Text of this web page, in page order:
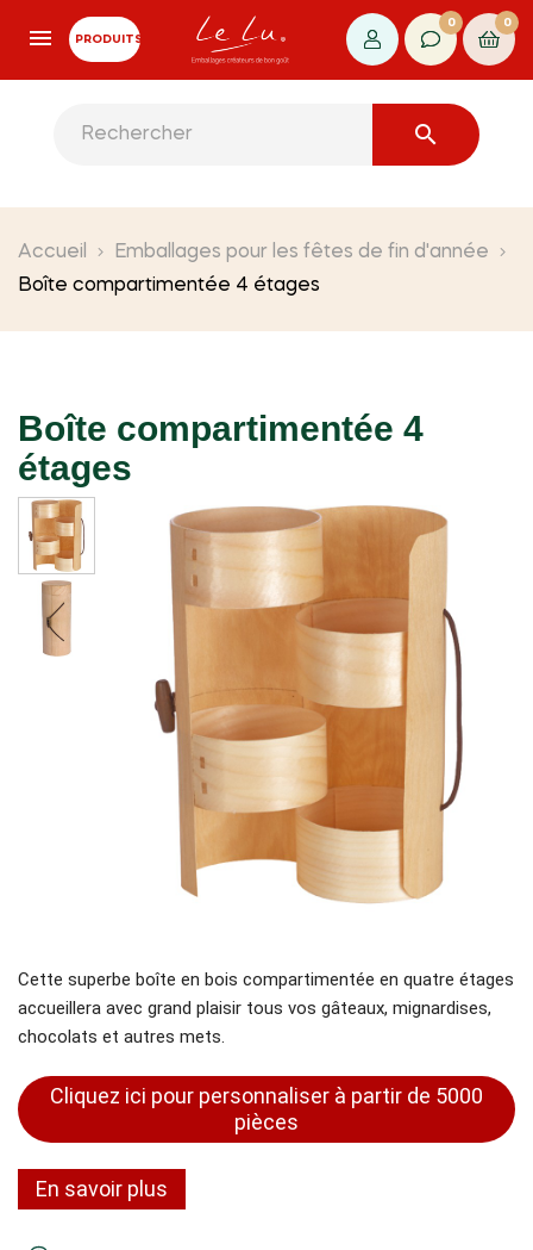
PRODUITS
0 0

Accueil
Emballages pour les fêtes de fin d'année
Boîte compartimentée 4 étages
Boîte compartimentée 4
étages
Cette superbe boîte en bois compartimentée en quatre étages
accueillera avec grand plaisir tous vos gâteaux, mignardises,
chocolats et autres mets.
Cliquez ici pour personnaliser à partir de 5000
pièces
En savoir plus